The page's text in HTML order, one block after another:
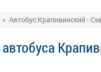
Автобус Крапивинский -